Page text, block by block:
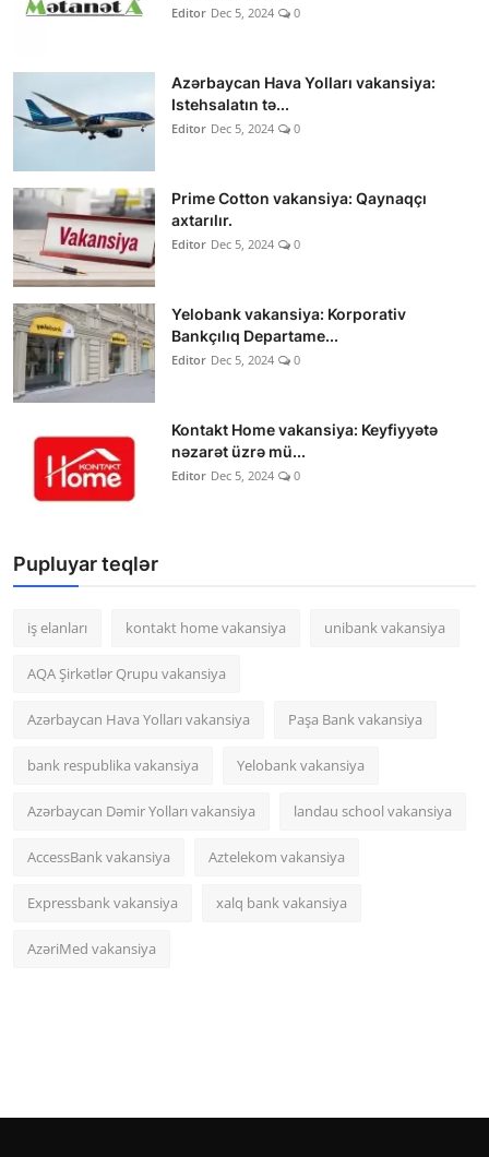
Editor Dec 5, 2024 0
Azərbaycan Hava Yolları vakansiya:
Istehsalatın tə...
Editor Dec 5, 2024 0
Prime Cotton vakansiya: Qaynaqçı
axtarılır.
Editor Dec 5, 2024 0
Yelobank vakansiya: Korporativ
Bankçılıq Departame...
Editor Dec 5, 2024 0
Kontakt Home vakansiya: Keyfiyyətə
nəzarət üzrə mü...
Editor Dec 5, 2024 0
Pupluyar teqlər
iş elanları kontakt home vakansiya unibank vakansiya
AQA Şirkətlər Qrupu vakansiya
Azərbaycan Hava Yolları vakansiya Paşa Bank vakansiya
bank respublika vakansiya Yelobank vakansiya
Azərbaycan Dəmir Yolları vakansiya landau school vakansiya
AccessBank vakansiya Aztelekom vakansiya
Expressbank vakansiya xalq bank vakansiya
AzəriMed vakansiya